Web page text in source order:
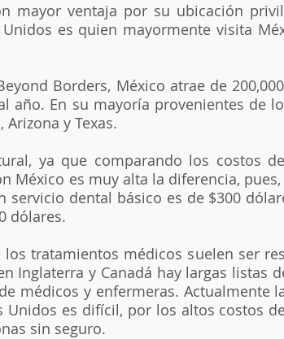
mayor ventaja por su ubicación
es quien mayormente visita
Borders, México atrae de
año. En su mayoría provenientes de
y Texas.
ya que comparando los costos
México es muy alta la diferencia,
servicio dental básico es de $300
dólares.
tratamientos médicos suelen ser
Inglaterra y Canadá hay largas listas
médicos y enfermeras. Actualmente
Unidos es difícil, por los altos costos
sin seguro.